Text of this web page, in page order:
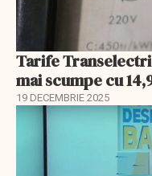
Tarife
mai scumpe cu
19 DECEMBRIE 2025